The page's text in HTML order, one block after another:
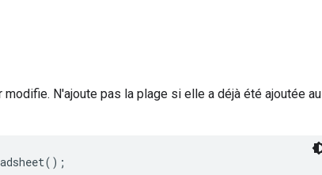
N'ajoute pas la plage si elle a déjà été ajoutée au
();